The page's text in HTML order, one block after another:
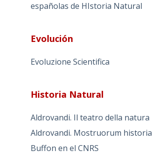
españolas de HIstoria Natural
Evolución
Evoluzione Scientifica
Historia Natural
Aldrovandi. Il teatro della natura
Aldrovandi. Mostruorum historia
Buffon en el CNRS